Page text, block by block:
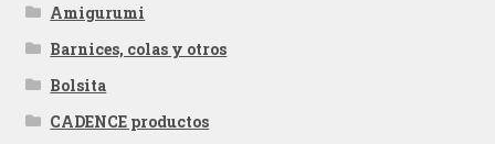
Amigurumi
Barnices, colas y otros
Bolsita
CADENCE productos